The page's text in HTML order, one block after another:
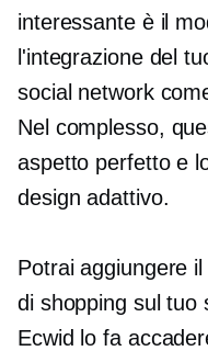
interessante è il
l'integrazione del
social network
Nel complesso,
aspetto perfetto e
design adattivo.
Potrai aggiungere il
di shopping sul tuo
Ecwid lo fa